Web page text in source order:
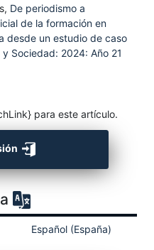
De periodismo a
de la formación en
desde un estudio de caso
Sociedad: 2024: Año 21
para este artículo.
Español (España)